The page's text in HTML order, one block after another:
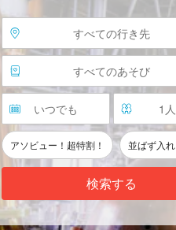
すべての行き先
すべてのあそび
いつでも 1 人
アソビュー！超特割！ 並ばず入
検索する